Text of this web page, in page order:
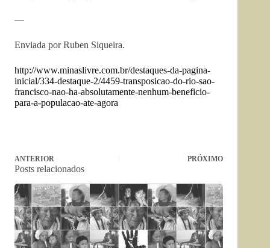
—
Enviada por Ruben Siqueira.
http://www.minaslivre.com.br/destaques-da-pagina-
inicial/334-destaque-2/4459-transposicao-do-rio-sao-
francisco-nao-ha-absolutamente-nenhum-beneficio-
para-a-populacao-ate-agora
ANTERIOR PRÓXIMO
Posts relacionados